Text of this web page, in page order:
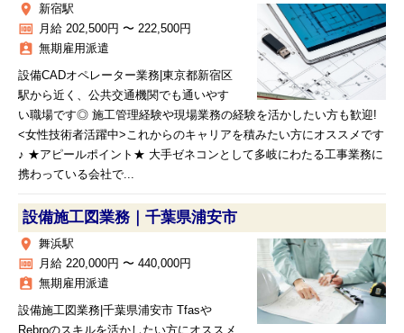
place 新宿駅
money 月給 202,500円 〜 222,500円
assignment_ind 無期雇用派遣
設備CADオペレーター業務|東京都新宿区
駅から近く、公共交通機関でも通いやす
い職場です◎ 施工管理経験や現場業務の経験を活かしたい方も歓迎!
<女性技術者活躍中>これからのキャリアを積みたい方にオススメです
♪ ★アピールポイント★ 大手ゼネコンとして多岐にわたる工事業務に
携わっている会社で...
設備施工図業務｜千葉県浦安市
place 舞浜駅
money 月給 220,000円 〜 440,000円
assignment_ind 無期雇用派遣
設備施工図業務|千葉県浦安市 Tfasや
Rebroのスキルを活かしたい方にオススメ